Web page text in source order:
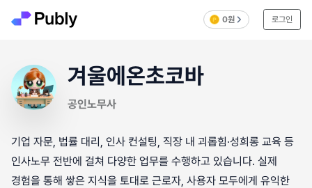
0원 로그인
겨울에온초코바
공인노무사
기업 자문, 법률 대리, 인사 컨설팅, 직장 내 괴롭힘·성희롱 교육 등
인사노무 전반에 걸쳐 다양한 업무를 수행하고 있습니다. 실제
경험을 통해 쌓은 지식을 토대로 근로자, 사용자 모두에게 유익한